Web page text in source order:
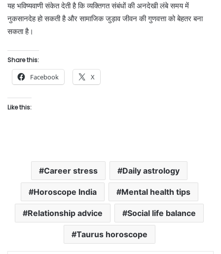
यह भविष्यवाणी संकेत देती है कि व्यक्तिगत संबंधों की अनदेखी लंबे समय में
नुकसानदेह हो सकती है और सामाजिक जुड़ाव जीवन की गुणवत्ता को बेहतर बना
सकता है।
Share this:
Facebook X
Like this:
Career stress Daily astrology
Horoscope India Mental health tips
Relationship advice Social life balance
Taurus horoscope